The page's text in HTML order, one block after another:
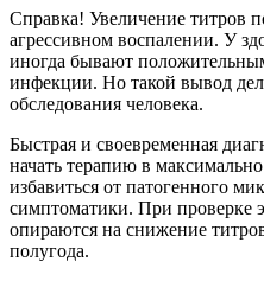
Справка! Увеличение титров
агрессивном воспалении. У
иногда бывают
инфекции. Но такой вывод
обследования человека.
Быстрая и своевременная
начать терапию в
избавиться от патогенного
симптоматики. При проверке
опираются на снижение
полугода.